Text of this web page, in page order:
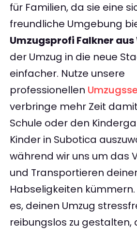
für Familien, da sie eine
freundliche Umgebung
Umzugsprofi Falkner aus
der Umzug in die neue
einfacher. Nutze unsere
professionellen
verbringe mehr Zeit
Schule oder den
Kinder in Subotica
während wir uns um das
und Transportieren
Habseligkeiten kümmern.
es, deinen Umzug
reibungslos zu gestalten,